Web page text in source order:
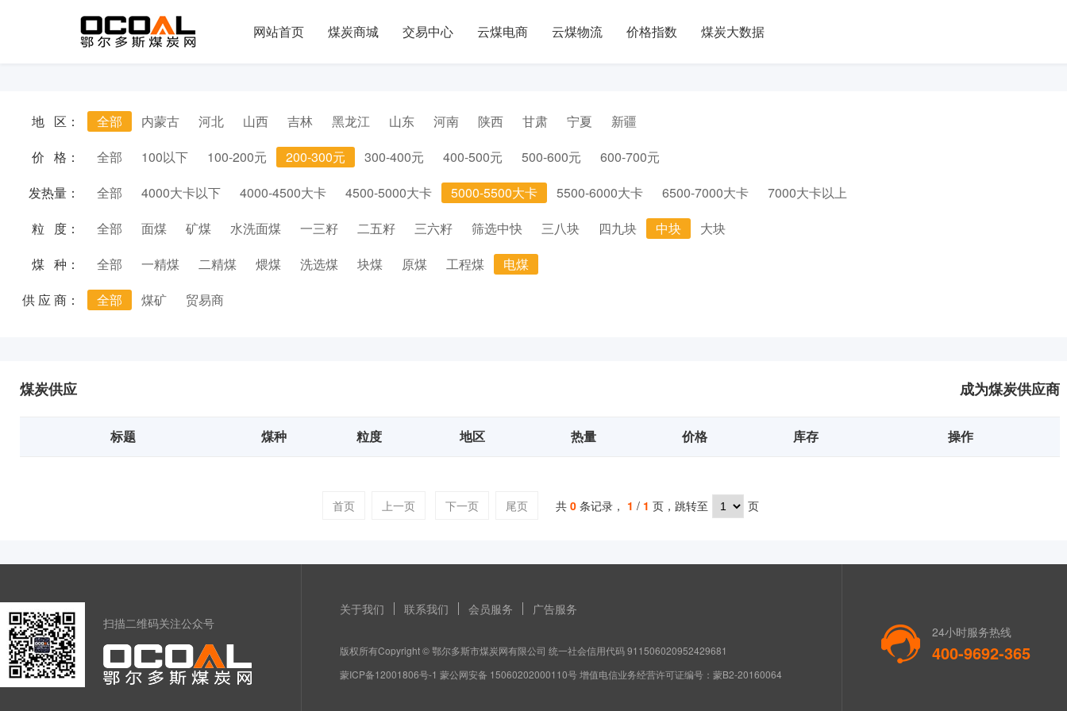
网站首页 煤炭商城 交易中心 云煤电商 云煤物流 价格指数 煤炭大数据
地 区： 全部 内蒙古 河北 山西 吉林 黑龙江 山东 河南 陕西 甘肃 宁夏
新疆
价 格：
全部 100以下 100-200元 200-300元 300-400元 400-500元 500-600元
600-700元
发热量：
全部 4000大卡以下 4000-4500大卡 4500-5000大卡 5000-5500大卡 5500-6000大卡 6500-7000大卡
7000大卡以上
粒 度：
全部 面煤 矿煤 水洗面煤 一三籽 二五籽 三六籽 筛选中快 三八块 四九块 中块
大块
煤 种：
全部 一精煤 二精煤 煨煤 洗选煤 块煤 原煤 工程煤
电煤
供 应 商：
全部 煤矿 贸易商
成为煤炭供应商
煤炭供应
标题 煤种 粒度 地区 热量 价格 库存 操作
首页 上一页 下一页 尾页 共 0 条记录， 1 / 1 页，跳转至 页
扫描二维码关注公众号
关于我们 联系我们 会员服务 广告服务
版权所有Copyright © 鄂尔多斯市煤炭网有限公司 统一社会信用代码 911506020952429681
蒙ICP备12001806号-1 蒙公网安备 15060202000110号 增值电信业务经营许可证编号：蒙B2-20160064
24小时服务热线
400-9692-365